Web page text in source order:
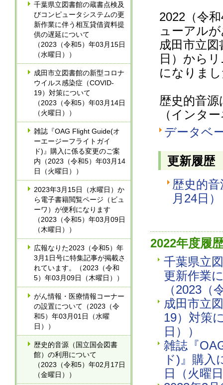
千葉県立図書館の蔵書点検及
びコンピュータシステムの更
新作業に伴う相互貸借資料提
供の遅延について
（2023（令和5）年03月15日
（水曜日））
成田市立図書館の新型コロナ
ウイルス感染症（COVID-
19）対策について
（2023（令和5）年03月14日
（火曜日））
雑誌『OAG Flight Guide(オ
ーエージーフライトガイ
ド)』購入に係る変更のご案
内（2023（令和5）年03月14
日（火曜日））
2023年3月15日（水曜日）か
ら電子書籍閲覧ページ（ビュ
ーワ）が便利になります
（2023（令和5）年03月09日
（木曜日））
広報なりた2023（令和5）年
3月1日号に特集記事が掲載さ
れています。（2023（令和
5）年03月09日（木曜日））
がん情報・医療情報コーナー
の設置について（2023（令
和5）年03月01日（水曜
日））
歴史的音源（国立国会図書
館）の利用について
（2023（令和5）年02月17日
（金曜日））
2022（令
ューアル
成田市立
日）から
になりま
歴史的音
（インタ
データベ
更新履歴
歴史的
月24日）
2022年度履
千葉県立
更新作業
（2023（
成田市立
19）対策
日））
雑誌『
ド)』購入
日（火曜